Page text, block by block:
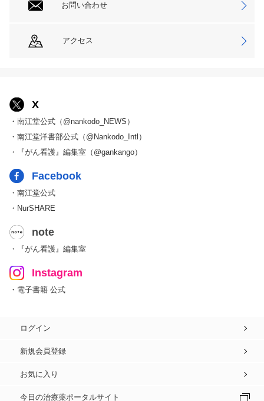
お問い合わせ
アクセス
X
・南江堂公式（@nankodo_NEWS）
・南江堂洋書部公式（@Nankodo_Intl）
・『がん看護』編集室（@gankango）
Facebook
・南江堂公式
・NurSHARE
note
・『がん看護』編集室
Instagram
・電子書籍 公式
ログイン
新規会員登録
お気に入り
今日の治療薬ポータルサイト